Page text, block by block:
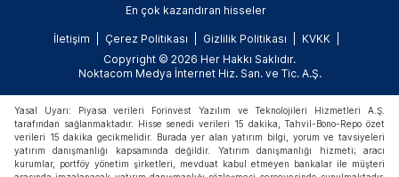
En çok kazandıran hisseler
İletişim Çerez Politikası Gizlilik Politikası
KVKK
Copyright © 2026 Her Hakkı Saklıdır.
Noktacom Medya İnternet Hiz. San. ve Tic. A.Ş.
Yasal Uyarı: Piyasa verileri Forinvest Yazılım ve Teknolojileri Hizmetleri A.Ş.
tarafından sağlanmaktadır. Hisse senedi verileri 15 dakika, Tahvil-Bono-Repo özet
verileri 15 dakika gecikmelidir. Burada yer alan yatırım bilgi, yorum ve tavsiyeleri
yatırım danışmanlığı kapsamında değildir. Yatırım danışmanlığı hizmeti; aracı
kurumlar, portföy yönetim şirketleri, mevduat kabul etmeyen bankalar ile müşteri